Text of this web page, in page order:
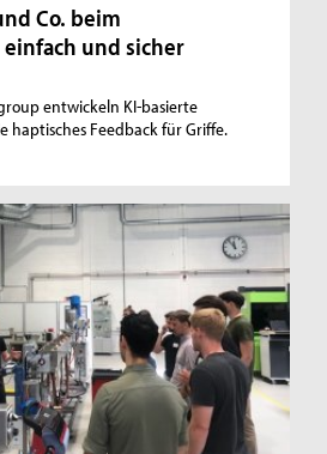
Co. beim
und sicher
entwickeln KI-basierte
haptisches Feedback für Griffe.